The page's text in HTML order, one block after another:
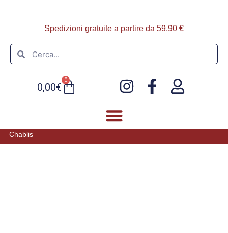
Spedizioni gratuite a partire da 59,90 €
0,00€
0
Chablis